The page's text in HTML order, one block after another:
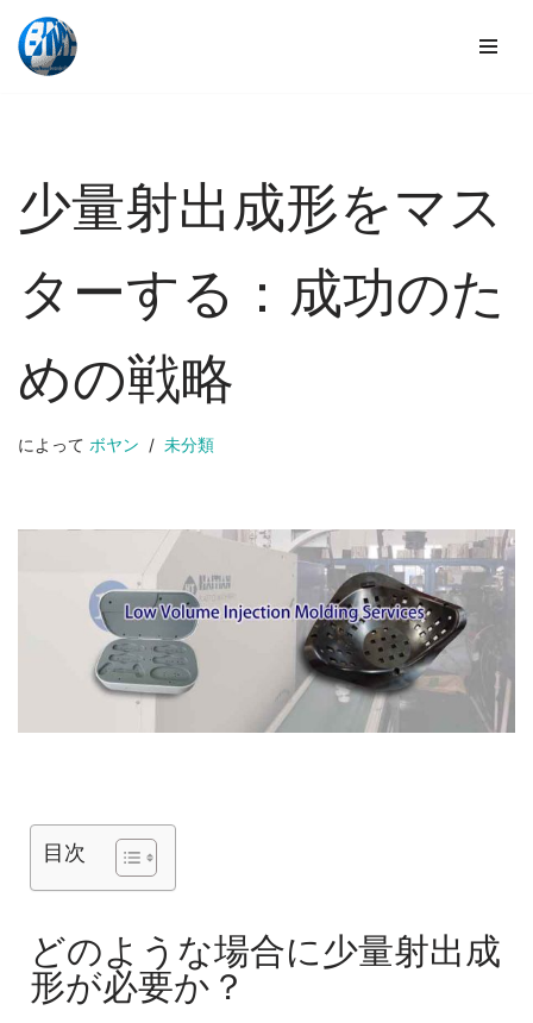
コ
へ
ス
ッ
プ
少量射出成形をマス
ターする：成功のた
めの戦略
によって ボヤン 未分類
目次
どのような場合に少量射出成
形が必要か？